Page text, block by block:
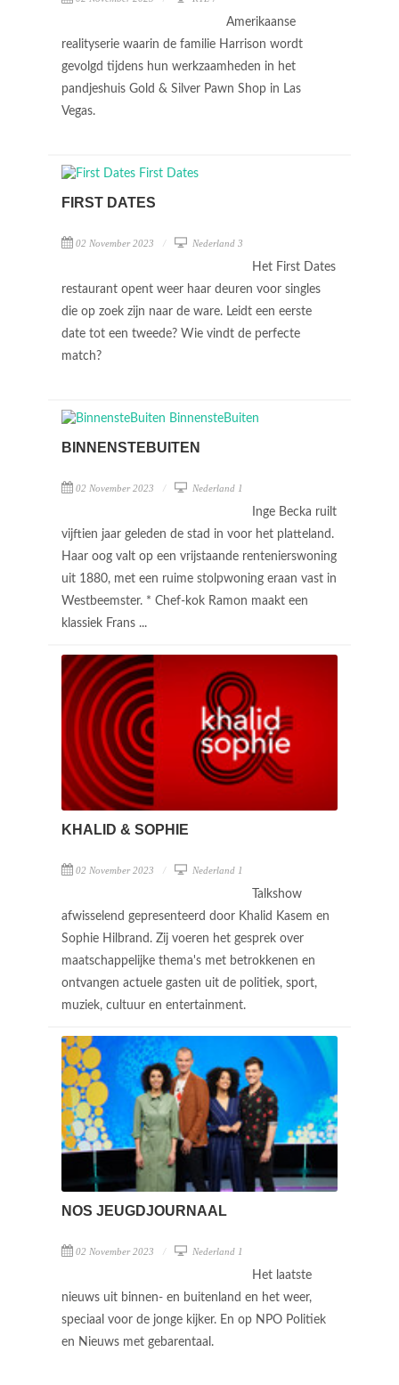
Amerikaanse
realityserie waarin de familie Harrison wordt
gevolgd tijdens hun werkzaamheden in het
pandjeshuis Gold & Silver Pawn Shop in Las
Vegas.
FIRST DATES
02 November 2023 Nederland 3
Het First Dates
restaurant opent weer haar deuren voor singles
die op zoek zijn naar de ware. Leidt een eerste
date tot een tweede? Wie vindt de perfecte
match?
BINNENSTEBUITEN
02 November 2023 Nederland 1
Inge Becka ruilt
vijftien jaar geleden de stad in voor het platteland.
Haar oog valt op een vrijstaande rentenierswoning
uit 1880, met een ruime stolpwoning eraan vast in
Westbeemster. * Chef-kok Ramon maakt een
klassiek Frans ...
KHALID & SOPHIE
02 November 2023 Nederland 1
Talkshow
afwisselend gepresenteerd door Khalid Kasem en
Sophie Hilbrand. Zij voeren het gesprek over
maatschappelijke thema's met betrokkenen en
ontvangen actuele gasten uit de politiek, sport,
muziek, cultuur en entertainment.
NOS JEUGDJOURNAAL
02 November 2023 Nederland 1
Het laatste
nieuws uit binnen- en buitenland en het weer,
speciaal voor de jonge kijker. En op NPO Politiek
en Nieuws met gebarentaal.